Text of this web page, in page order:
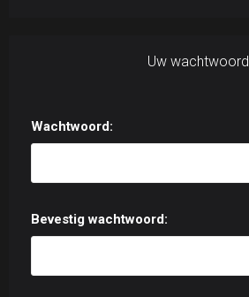
Uw wachtwoord
Wachtwoord:
Bevestig wachtwoord: